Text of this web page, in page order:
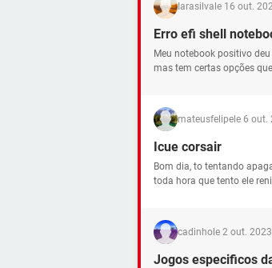
Iarasilva le 16 out.
Erro efi shell
Meu notebook positivo
mas tem certas opções
mateusfelipe le 6 out.
Icue corsair
Bom dia, to tentando
toda hora que tento ele
cadinho le 2 out. 2023
Jogos especificos